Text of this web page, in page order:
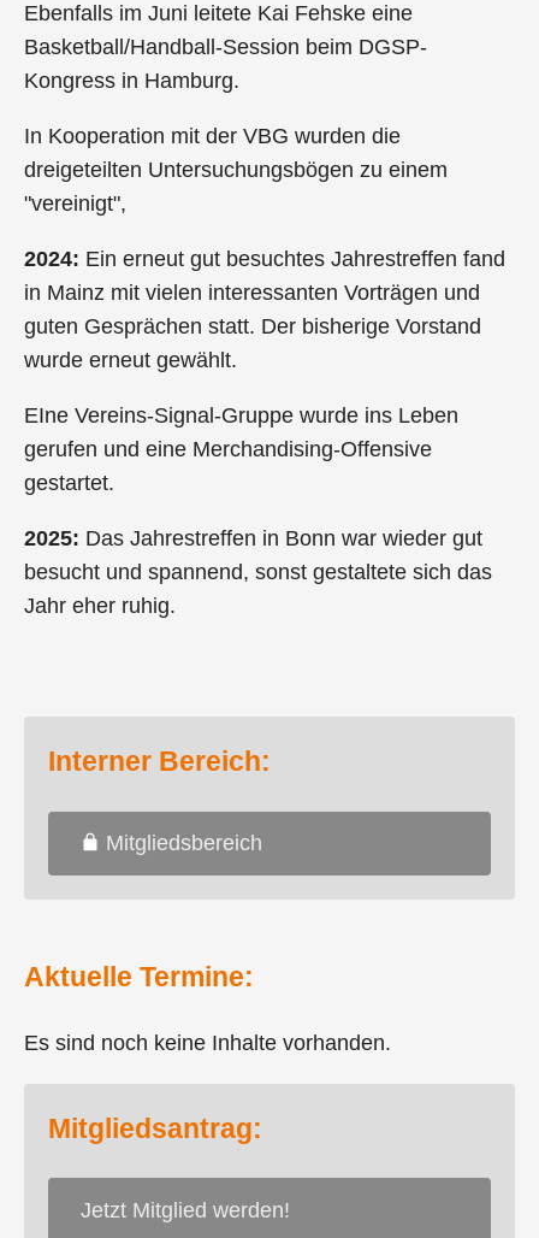
Ebenfalls im Juni leitete Kai Fehske eine
Basketball/Handball-Session beim DGSP-
Kongress in Hamburg.
In Kooperation mit der VBG wurden die
dreigeteilten Untersuchungsbögen zu einem
"vereinigt",
2024: Ein erneut gut besuchtes Jahrestreffen fand
in Mainz mit vielen interessanten Vorträgen und
guten Gesprächen statt. Der bisherige Vorstand
wurde erneut gewählt.
EIne Vereins-Signal-Gruppe wurde ins Leben
gerufen und eine Merchandising-Offensive
gestartet.
2025: Das Jahrestreffen in Bonn war wieder gut
besucht und spannend, sonst gestaltete sich das
Jahr eher ruhig.
Interner Bereich:
Mitgliedsbereich
Aktuelle Termine:
Es sind noch keine Inhalte vorhanden.
Mitgliedsantrag:
Jetzt Mitglied werden!